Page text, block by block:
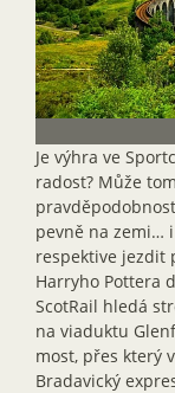
Je výhra ve
radost? Může
pevně na zemi…
respektive jezdit
Harryho Pottera
ScotRail hledá
na viaduktu
most, přes který
Bradavický